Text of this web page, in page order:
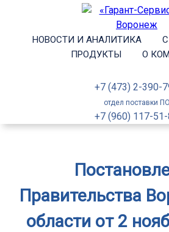
НОВОСТИ И АНАЛИТИКА
ПРОДУКТЫ
О
+7 (473) 2-390-
отдел поставки ПО
+7 (960) 117-
Правительства
области от 2